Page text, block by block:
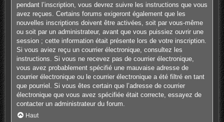
pendant l’inscription, vous devrez suivre les instructions que vous
avez reçues. Certains forums exigeront également que les
nouvelles inscriptions doivent être activées, soit par vous-même
ou soit par un administrateur, avant que vous puissiez ouvrir une
session ; cette information était présente lors de votre inscription.
Si vous aviez reçu un courrier électronique, consultez les
instructions. Si vous ne recevez pas de courrier électronique,
vous avez probablement spécifié une mauvaise adresse de
courrier électronique ou le courrier électronique a été filtré en tant
que pourriel. Si vous êtes certain que l’adresse de courrier
électronique que vous avez spécifiée était correcte, essayez de
contacter un administrateur du forum.
Haut